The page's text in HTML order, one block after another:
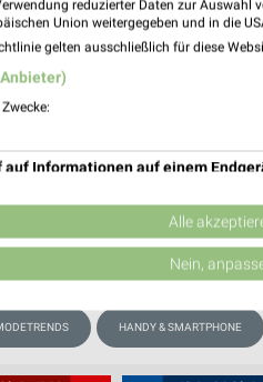
❯
HANDY & SMARTPHONE
reduzierter Daten zur Auswahl
Union weitergegeben und in die
gelten ausschließlich für diese
Informationen auf einem
zur Auswahl von Werbeanzeigen
Werbung
Personalisierung von Inhalten
Alle
Nein,